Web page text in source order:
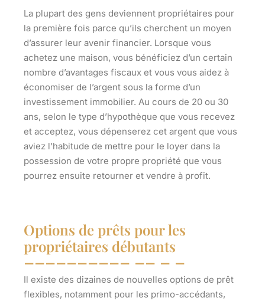
La plupart des gens deviennent propriétaires pour
la première fois parce qu’ils cherchent un moyen
d’assurer leur avenir financier. Lorsque vous
achetez une maison, vous bénéficiez d’un certain
nombre d’avantages fiscaux et vous vous aidez à
économiser de l’argent sous la forme d’un
investissement immobilier. Au cours de 20 ou 30
ans, selon le type d’hypothèque que vous recevez
et acceptez, vous dépenserez cet argent que vous
aviez l’habitude de mettre pour le loyer dans la
possession de votre propre propriété que vous
pourrez ensuite retourner et vendre à profit.
Options de prêts pour les
propriétaires débutants
Il existe des dizaines de nouvelles options de prêt
flexibles, notamment pour les primo-accédants,